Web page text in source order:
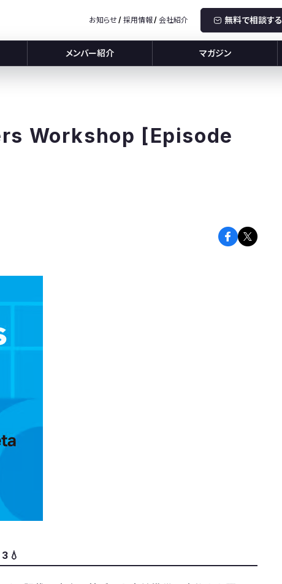
お知らせ 採用情報 会社紹介 無料で相談する
メンバー紹介 マガジン
Workshop [Episode